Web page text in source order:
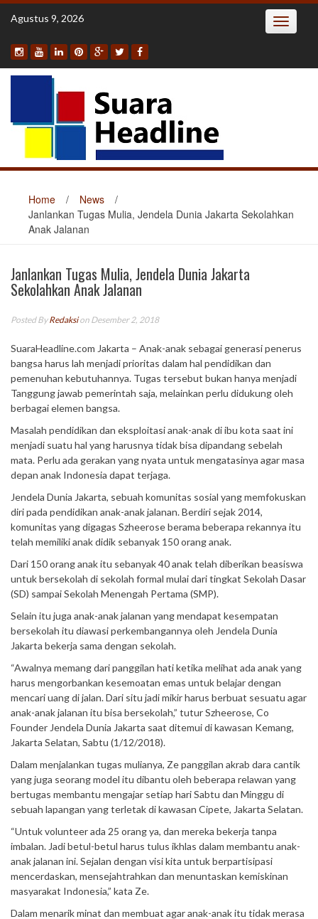
Skip
Agustus 9, 2026 Toggle
Home / News
/
Janlankan Tugas Mulia, Jendela Dunia Jakarta Sekolahkan
Anak Jalanan
Janlankan Tugas Mulia, Jendela Dunia Jakarta
Sekolahkan Anak Jalanan
Posted ByRedaksion Desember 2, 2018
SuaraHeadline.com Jakarta – Anak-anak sebagai generasi penerus
bangsa harus lah menjadi prioritas dalam hal pendidikan dan
pemenuhan kebutuhannya. Tugas tersebut bukan hanya menjadi
Tanggung jawab pemerintah saja, melainkan perlu didukung oleh
berbagai elemen bangsa.
Masalah pendidikan dan eksploitasi anak-anak di ibu kota saat ini
menjadi suatu hal yang harusnya tidak bisa dipandang sebelah
mata. Perlu ada gerakan yang nyata untuk mengatasinya agar masa
depan anak Indonesia dapat terjaga.
Jendela Dunia Jakarta, sebuah komunitas sosial yang memfokuskan
diri pada pendidikan anak-anak jalanan. Berdiri sejak 2014,
komunitas yang digagas Szheerose berama beberapa rekannya itu
telah memiliki anak didik sebanyak 150 orang anak.
Dari 150 orang anak itu sebanyak 40 anak telah diberikan beasiswa
untuk bersekolah di sekolah formal mulai dari tingkat Sekolah Dasar
(SD) sampai Sekolah Menengah Pertama (SMP).
Selain itu juga anak-anak jalanan yang mendapat kesempatan
bersekolah itu diawasi perkembangannya oleh Jendela Dunia
Jakarta bekerja sama dengan sekolah.
“Awalnya memang dari panggilan hati ketika melihat ada anak yang
harus mengorbankan kesemoatan emas untuk belajar dengan
mencari uang di jalan. Dari situ jadi mikir harus berbuat sesuatu agar
anak-anak jalanan itu bisa bersekolah,” tutur Szheerose, Co
Founder Jendela Dunia Jakarta saat ditemui di kawasan Kemang,
Jakarta Selatan, Sabtu (1/12/2018).
Dalam menjalankan tugas mulianya, Ze panggilan akrab dara cantik
yang juga seorang model itu dibantu oleh beberapa relawan yang
bertugas membantu mengajar setiap hari Sabtu dan Minggu di
sebuah lapangan yang terletak di kawasan Cipete, Jakarta Selatan.
“Untuk volunteer ada 25 orang ya, dan mereka bekerja tanpa
imbalan. Jadi betul-betul harus tulus ikhlas dalam membantu anak-
anak jalanan ini. Sejalan dengan visi kita untuk berpartisipasi
mencerdaskan, mensejahtrahkan dan menuntaskan kemiskinan
masyarakat Indonesia,” kata Ze.
Dalam menarik minat dan membuat agar anak-anak itu tidak merasa